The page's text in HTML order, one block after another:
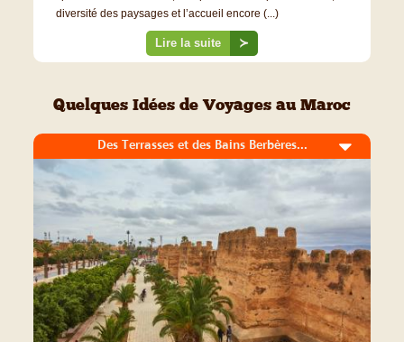
diversité des paysages et l’accueil encore (...)
Lire la suite ≻
Quelques Idées de Voyages au Maroc
Des Terrasses et des Bains Berbères...